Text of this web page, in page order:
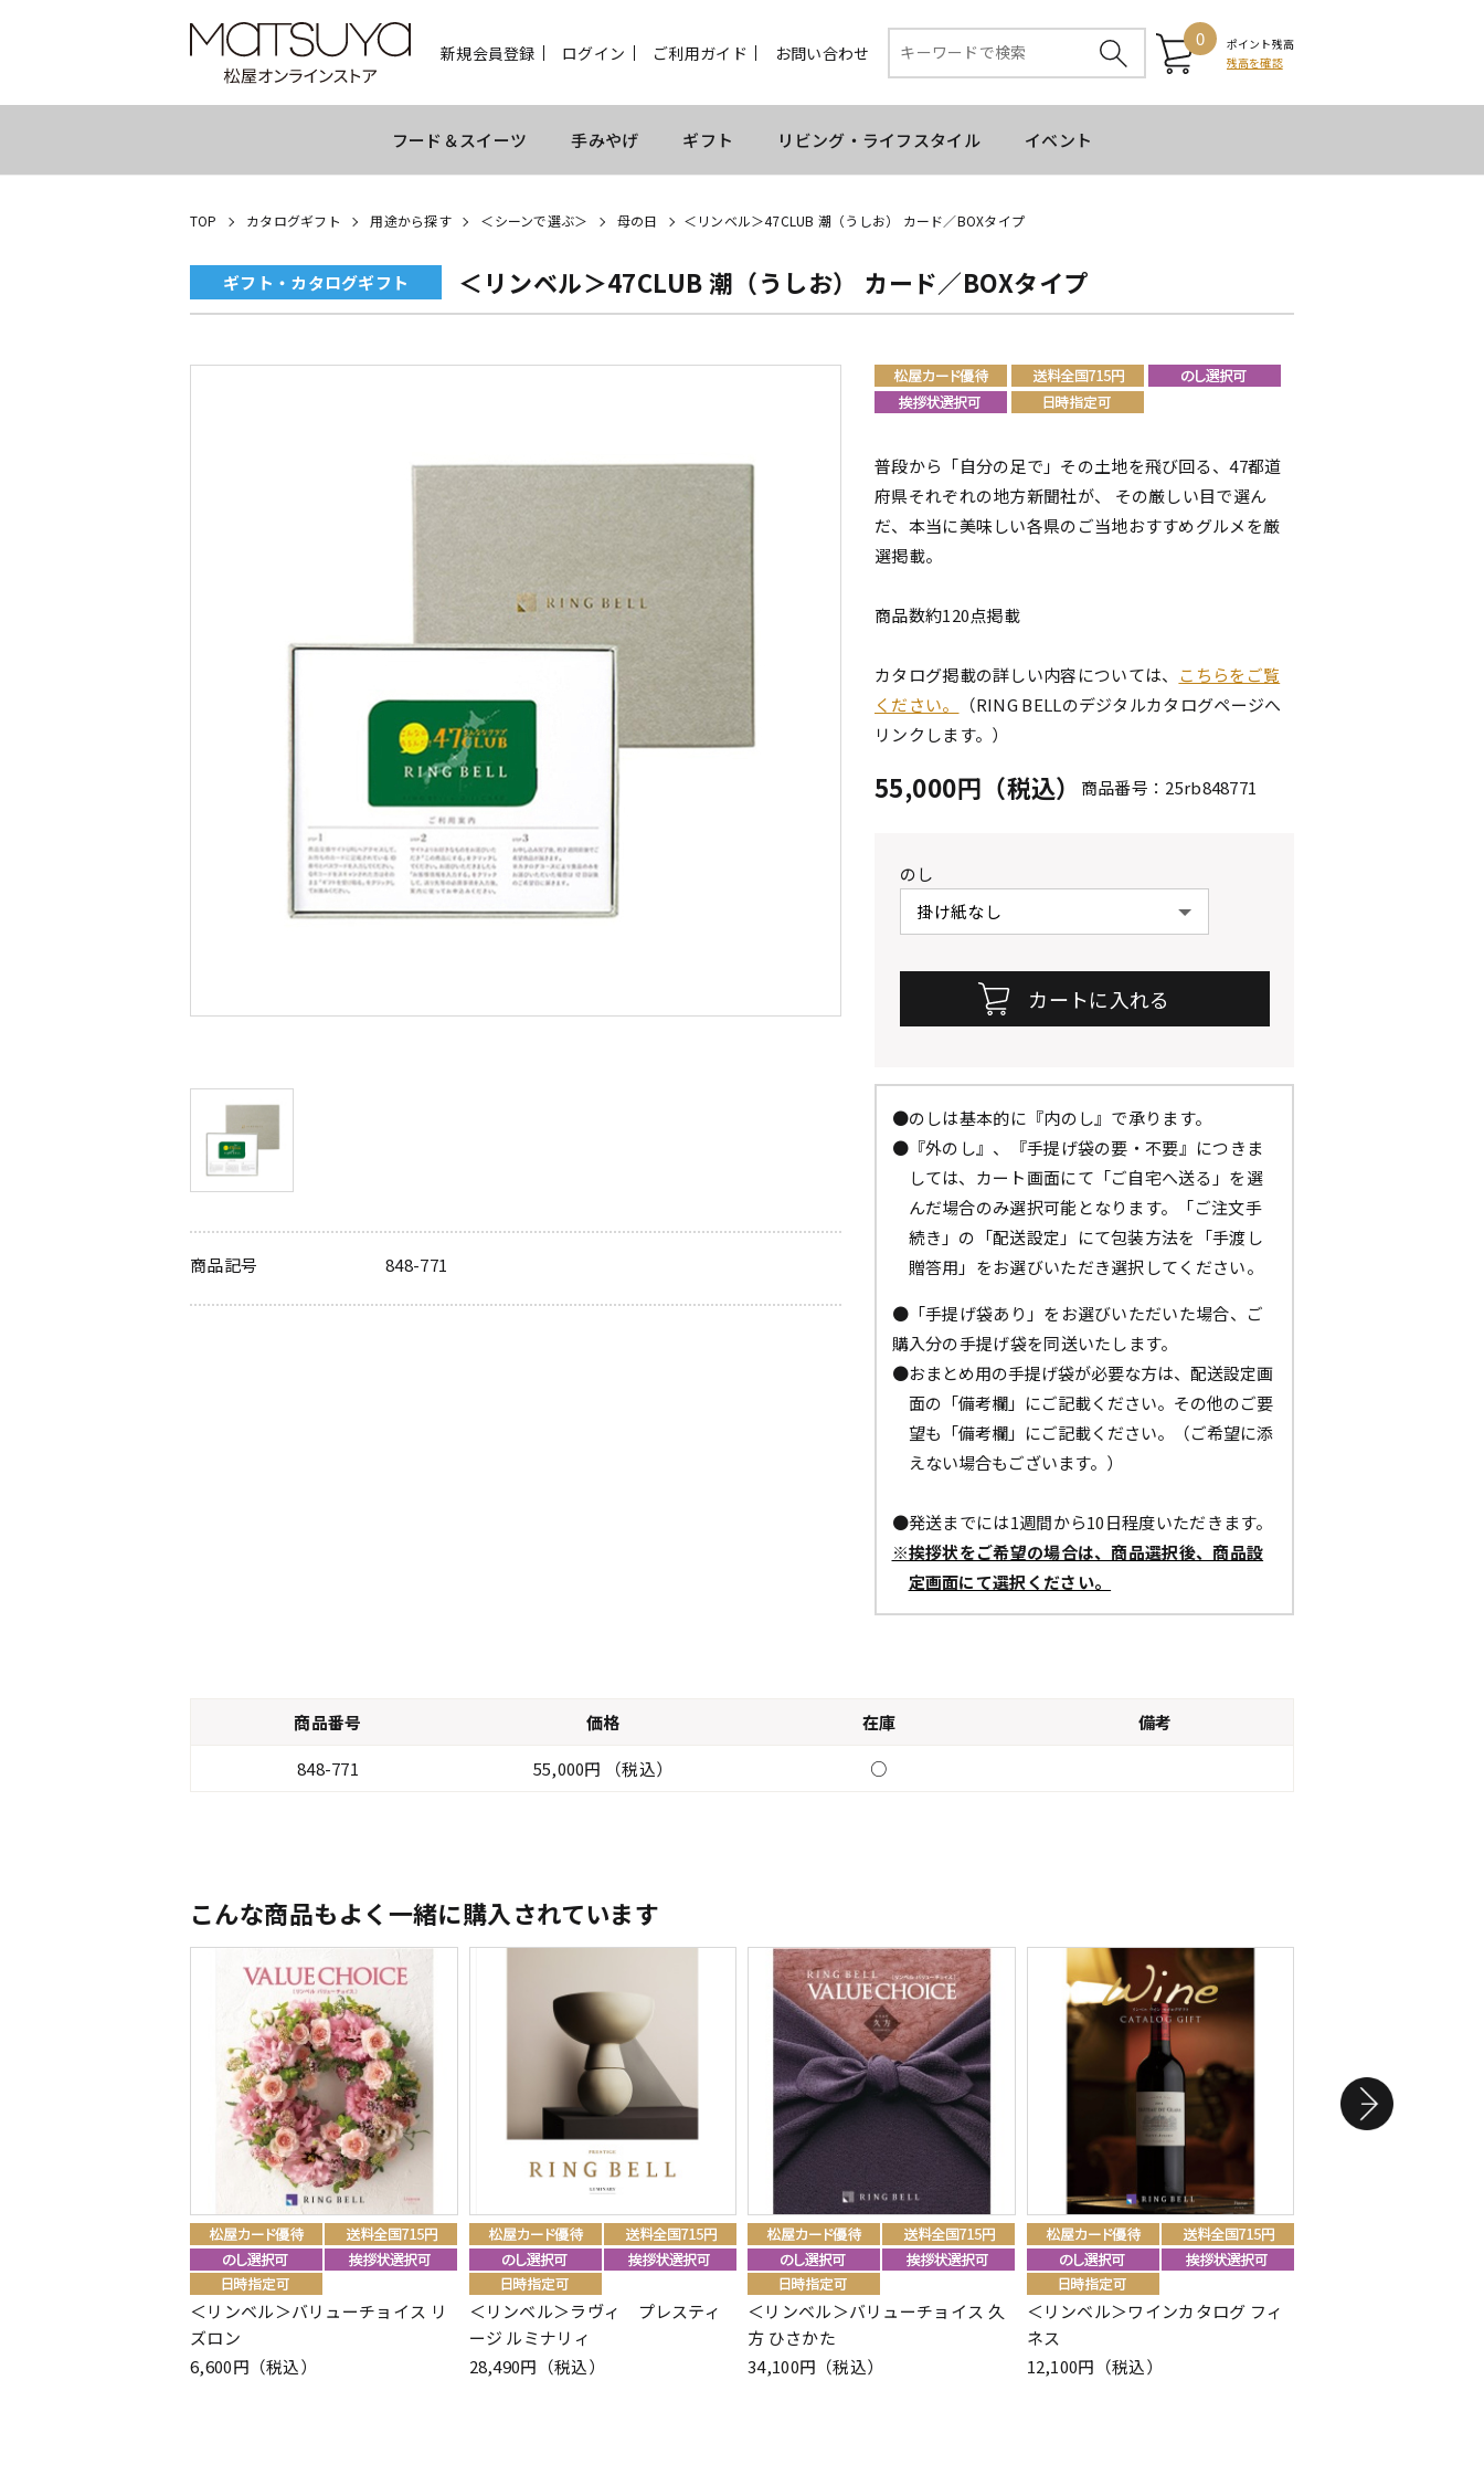
新規会員登録 ログイン ご利用ガイド お問い合わせ
0
ポイント残高
残高を確認
フード＆スイーツ 手みやげ ギフト リビング・ライフスタイル イベント
TOP カタログギフト 用途から探す ＜シーンで選ぶ＞ 母の日 ＜リンベル＞47CLUB 潮（うしお） カード／BOXタイプ
ギフト・カタログギフト ＜リンベル＞47CLUB 潮（うしお） カード／BOXタイプ
商品記号 848-771
普段から「自分の足で」その土地を飛び回る、47都道
府県それぞれの地方新聞社が、 その厳しい目で選ん
だ、本当に美味しい各県のご当地おすすめグルメを厳
選掲載。
商品数約120点掲載
カタログ掲載の詳しい内容については、 こちらをご覧
ください。
（RING BELLのデジタルカタログページへ
リンクします。）
55,000円（税込） 商品番号：25rb848771
のし
●のしは基本的に『内のし』で承ります。
●『外のし』、『手提げ袋の要・不要』につきま
しては、カート画面にて「ご自宅へ送る」を選
んだ場合のみ選択可能となります。「ご注文手
続き」の「配送設定」にて包装方法を「手渡し
贈答用」をお選びいただき選択してください。
●「手提げ袋あり」をお選びいただいた場合、ご
購入分の手提げ袋を同送いたします。
●おまとめ用の手提げ袋が必要な方は、配送設定画
面の「備考欄」にご記載ください。その他のご要
望も「備考欄」にご記載ください。（ご希望に添
えない場合もございます。）
●発送までには1週間から10日程度いただきます。
※挨拶状をご希望の場合は、商品選択後、商品設
定画面にて選択ください。
商品番号 価格 在庫
備考
848-771
55,000円 （税込） ○
こんな商品もよく一緒に購入されています
＜リンベル＞バリューチョイス リ
ズロン
6,600円（税込）
＜リンベル＞ラヴィ プレスティ
ージ ルミナリィ
28,490円（税込）
＜リンベル＞バリューチョイス 久
方 ひさかた
34,100円（税込）
＜リンベル＞ワインカタログ フィ
ネス
12,100円（税込）